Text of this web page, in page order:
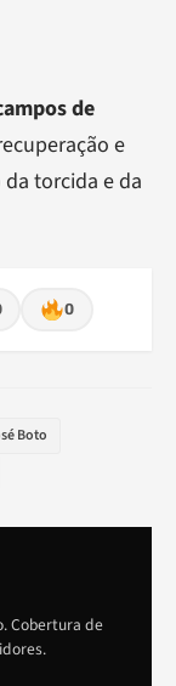
de
e
torcida e da
0
Boto
Cobertura de